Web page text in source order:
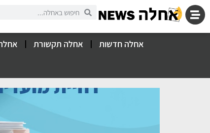
אחלה חדשות אחלה תקשורת